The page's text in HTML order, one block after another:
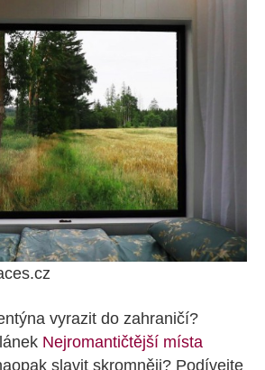
vyrazit do zahraničí?
Nejromantičtější místa
slavit skromněji? Podívejte